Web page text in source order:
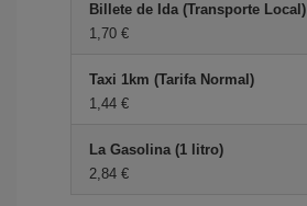
Billete de Ida (Transporte Local)
1,70 €
Taxi 1km (Tarifa Normal)
1,44 €
La Gasolina (1 litro)
2,84 €